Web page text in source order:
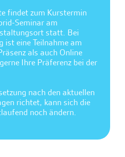
findet zum Kurstermin
Seminar am
statt. Bei
ist eine Teilnahme am
als auch Online
Ihre Präferenz bei der
nach den aktuellen
richtet, kann sich die
noch ändern.